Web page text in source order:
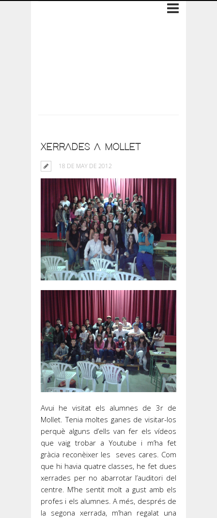
XERRADES A MOLLET
18 DE MAY DE 2012
Avui he visitat els alumnes de 3r de
Mollet. Tenia moltes ganes de visitar-los
perquè alguns d’ells van fer els vídeos
que vaig trobar a Youtube i m’ha fet
gràcia reconèixer les seves cares. Com
que hi havia quatre classes, he fet dues
xerrades per no abarrotar l’auditori del
centre. M’he sentit molt a gust amb els
profes i els alumnes. A més, després de
la segona xerrada, m’han regalat una